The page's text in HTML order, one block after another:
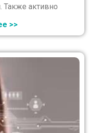
Также активно
>>